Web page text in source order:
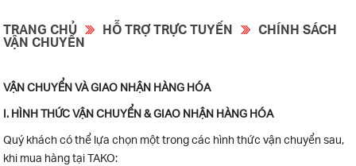
TRANG CHỦ HỖ TRỢ TRỰC TUYẾN CHÍNH SÁCH
VẬN CHUYỂN
VẬN CHUYỂN VÀ GIAO NHẬN HÀNG HÓA
I. HÌNH THỨC VẬN CHUYỂN & GIAO NHẬN HÀNG HÓA
Quý khách có thể lựa chọn một trong các hình thức vận chuyển sau,
khi mua hàng tại TAKO: